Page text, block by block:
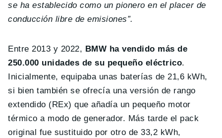
se ha establecido como un pionero en el placer de
conducción libre de emisiones”.
Entre 2013 y 2022, BMW ha vendido más de
250.000 unidades de su pequeño eléctrico.
Inicialmente, equipaba unas baterías de 21,6 kWh,
si bien también se ofrecía una versión de rango
extendido (REx) que añadía un pequeño motor
térmico a modo de generador. Más tarde el pack
original fue sustituido por otro de 33,2 kWh,